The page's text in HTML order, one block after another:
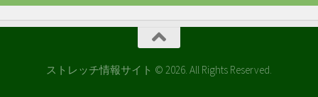
ストレッチ情報サイト © 2026. All Rights Reserved.